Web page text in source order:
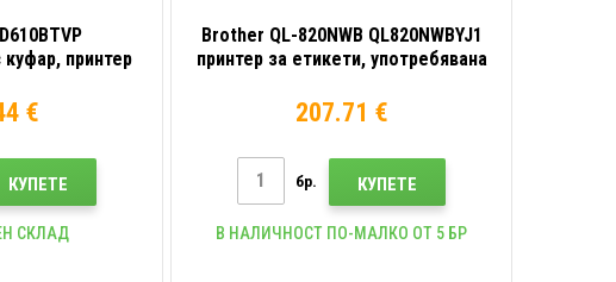
куфар, принтер
€
КУПЕТЕ
СКЛАД
Brother QL-820NWB QL820NWBYJ1
принтер за етикети, употребявана
207.71 €
бр. КУПЕТЕ
В НАЛИЧНОСТ ПО-МАЛКО ОТ 5 БР